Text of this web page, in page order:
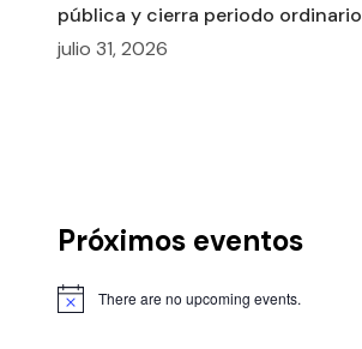
pública y cierra periodo ordinario
julio 31, 2026
Próximos eventos
There are no upcoming events.